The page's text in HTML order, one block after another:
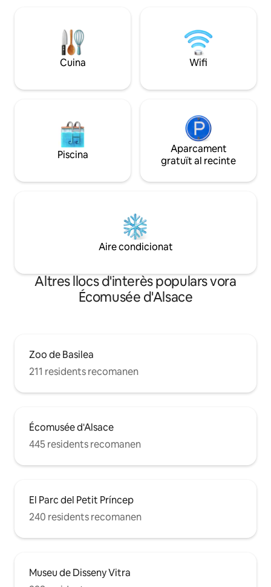
reserva el teu refugi ara! ✨
exterior i accés
Cuina Wifi
Piscina
Aparcament
gratuït al recinte
Aire condicionat
Altres llocs d'interès populars vora
Écomusée d'Alsace
Zoo de Basilea
211 residents recomanen
Écomusée d'Alsace
445 residents recomanen
El Parc del Petit Príncep
240 residents recomanen
Museu de Disseny Vitra